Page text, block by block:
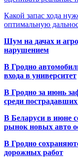
Какой запас хода
оптимальную
Шум на дачах и
нарушением
В Гродно
входа в университет
В Гродно за июнь
среди
В Беларуси в июне
рынок новых авто
В Гродно
дорожных работ